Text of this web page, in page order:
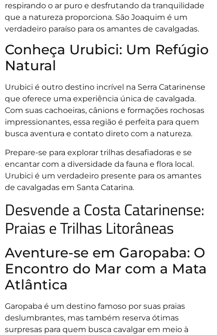
respirando o ar puro e desfrutando da tranquilidade
que a natureza proporciona. São Joaquim é um
verdadeiro paraíso para os amantes de cavalgadas.
Conheça Urubici: Um Refúgio
Natural
Urubici é outro destino incrível na Serra Catarinense
que oferece uma experiência única de cavalgada.
Com suas cachoeiras, cânions e formações rochosas
impressionantes, essa região é perfeita para quem
busca aventura e contato direto com a natureza.
Prepare-se para explorar trilhas desafiadoras e se
encantar com a diversidade da fauna e flora local.
Urubici é um verdadeiro presente para os amantes
de cavalgadas em Santa Catarina.
Desvende a Costa Catarinense:
Praias e Trilhas Litorâneas
Aventure-se em Garopaba: O
Encontro do Mar com a Mata
Atlântica
Garopaba é um destino famoso por suas praias
deslumbrantes, mas também reserva ótimas
surpresas para quem busca cavalgar em meio à